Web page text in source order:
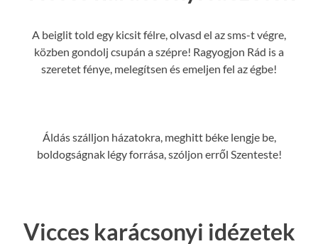
A beiglit told egy kicsit félre, olvasd el az sms-t végre,
közben gondolj csupán a szépre! Ragyogjon Rád is a
szeretet fénye, melegítsen és emeljen fel az égbe!
Áldás szálljon házatokra, meghitt béke lengje be,
boldogságnak légy forrása, szóljon erről Szenteste!
Vicces karácsonyi idézetek